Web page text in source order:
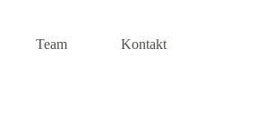
Team Kontakt